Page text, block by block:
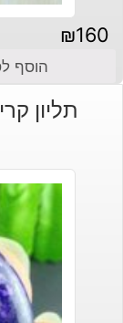
₪160
הוסף
תליון